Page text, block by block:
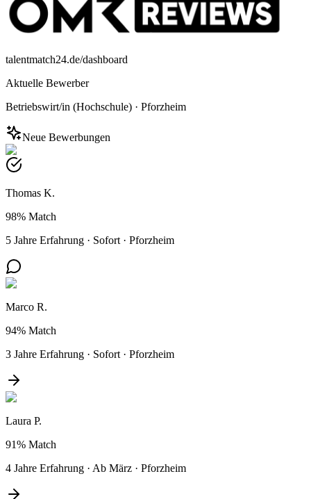
talentmatch24.de/dashboard
Aktuelle Bewerber
Betriebswirt/in (Hochschule) · Pforzheim
Neue Bewerbungen
Thomas K.
98% Match
5 Jahre Erfahrung · Sofort · Pforzheim
Marco R.
94% Match
3 Jahre Erfahrung · Sofort · Pforzheim
Laura P.
91% Match
4 Jahre Erfahrung · Ab März · Pforzheim